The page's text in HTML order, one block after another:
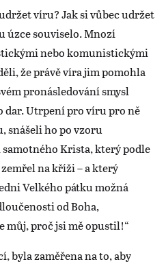
víru? Jak si vůbec udržet
úzce souviselo. Mnozí
nebo komunistickými
že právě víra jim pomohla
pronásledování smysl
dar. Utrpení pro víru pro ně
snášeli ho po vzoru
Krista, který podle
na kříži – a který
Velkého pátku možná
od Boha,
můj, proč jsi mě opustil!“
byla zaměřena na to, aby